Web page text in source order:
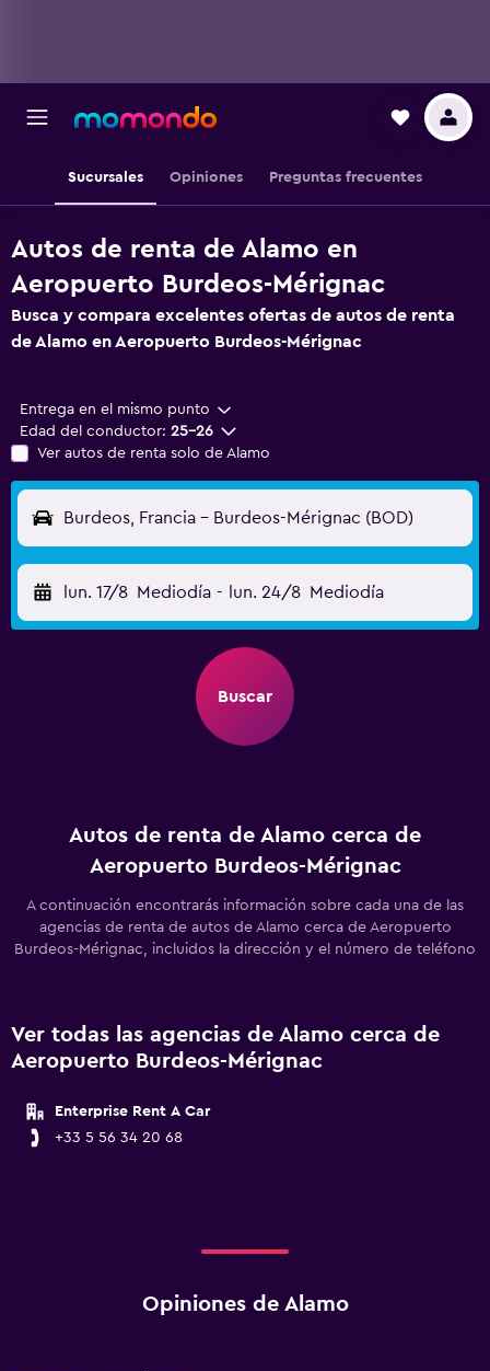
Sucursales Opiniones Preguntas frecuentes
Autos de renta de Alamo en
Aeropuerto Burdeos-Mérignac
Busca y compara excelentes ofertas de autos de renta
de Alamo en Aeropuerto Burdeos-Mérignac
Entrega en el mismo punto
Edad del conductor: 25-26
Ver autos de renta solo de Alamo
Burdeos, Francia - Burdeos-Mérignac (BOD)
lun. 17/8 Mediodía - lun. 24/8 Mediodía
Buscar
Autos de renta de Alamo cerca de
Aeropuerto Burdeos-Mérignac
A continuación encontrarás información sobre cada una de las
agencias de renta de autos de Alamo cerca de Aeropuerto
Burdeos-Mérignac, incluidos la dirección y el número de teléfono
Ver todas las agencias de Alamo cerca de
Aeropuerto Burdeos-Mérignac
Enterprise Rent A Car
+33 5 56 34 20 68
Opiniones de Alamo